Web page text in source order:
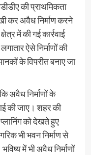
की प्राथमिकता
कर अवैध निर्माण करने
में की गई कार्रवाई
ऐसे निर्माणों की
के विपरीत बनाए जा
अवैध निर्माणों के
की जाए। शहर की
को देखते हुए
भी भवन निर्माण से
में भी अवैध निर्माणों